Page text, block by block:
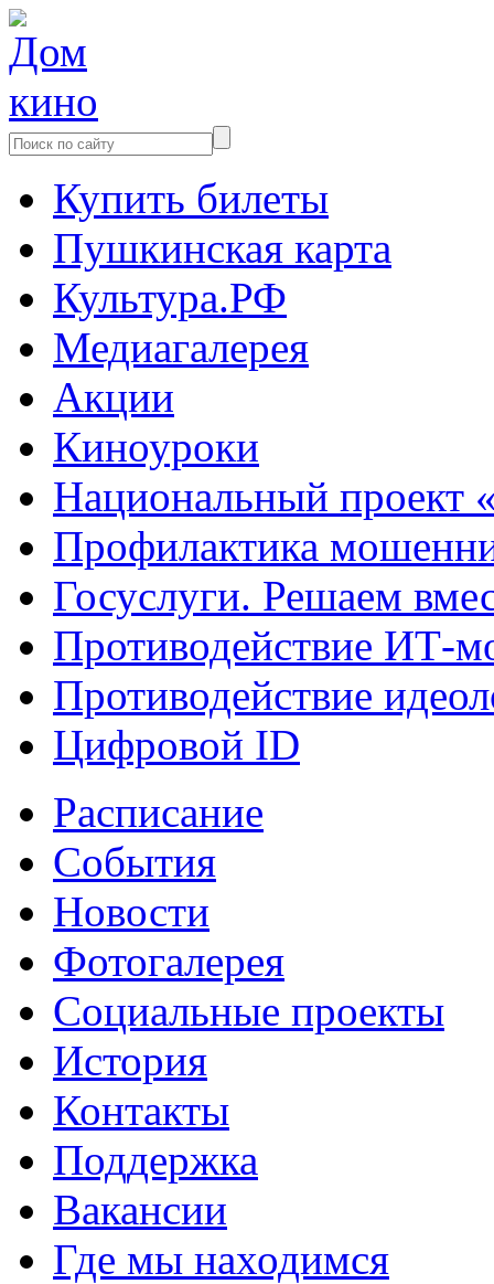
Купить билеты
Пушкинская карта
Культура.РФ
Медиагалерея
Акции
Киноуроки
Национальный проект
Профилактика
Госуслуги. Решаем
Противодействие ИТ-
Противодействие
Цифровой ID
Расписание
События
Новости
Фотогалерея
Социальные проекты
История
Контакты
Поддержка
Вакансии
Где мы находимся